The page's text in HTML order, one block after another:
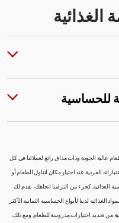
الغذائية
للحساسية
عالية الجودة وذات مذاق رائع لعملائنا في كل
الفردية عند اختيار مكان لتناول الطعام أو
الغذائية. كجزء من التزامنا اتجاهك، نقدم لك
لدينا لأنواع الحساسية الثمانية الأكثر
من تحديد اختيارات مدروسة للطعام. ومع ذلك،